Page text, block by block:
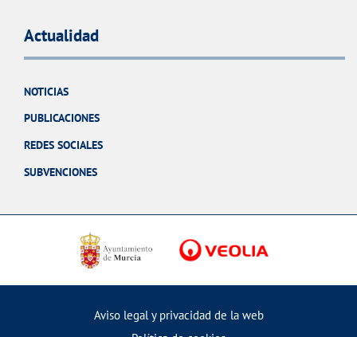
Actualidad
NOTICIAS
PUBLICACIONES
REDES SOCIALES
SUBVENCIONES
Aviso legal y privacidad de la web